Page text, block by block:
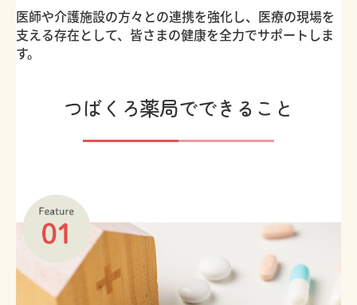
医師や介護施設の方々との連携を強化し、医療の現場を
支える存在として、皆さまの健康を全力でサポートしま
す。
つばくろ薬局でできること
━━━━━━━━━━